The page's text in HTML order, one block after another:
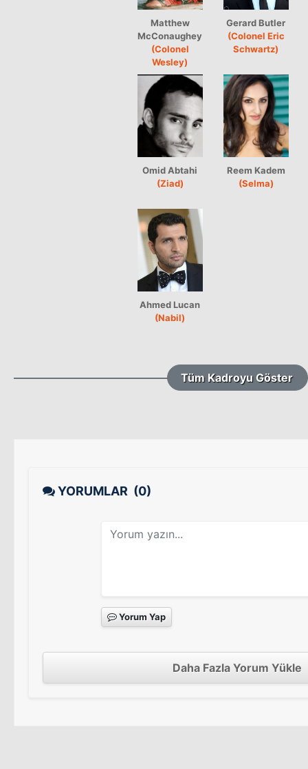
Matthew
McConaughey
(Colonel
Wesley)
Gerard Butler
(Colonel Eric
Schwartz)
Omid Abtahi
(Ziad)
Reem Kadem
(Selma)
Ahmed Lucan
(Nabil)
Tüm Kadroyu Göster
YORUMLAR (0)
Yorum Yap
Daha Fazla Yorum Yükle